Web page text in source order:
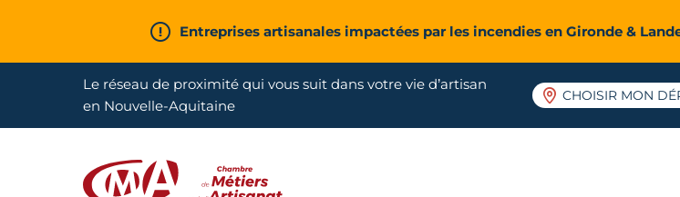
Entreprises artisanales impactées par les incendies en Gironde &
Le réseau de proximité qui vous suit dans votre vie d’artisan
en Nouvelle-Aquitaine
CHOISIR MON